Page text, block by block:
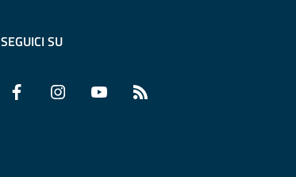
SEGUICI SU
Facebook InstagramYouTube